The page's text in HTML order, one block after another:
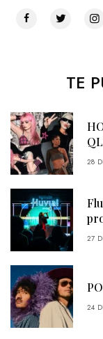
TE
28
27
24